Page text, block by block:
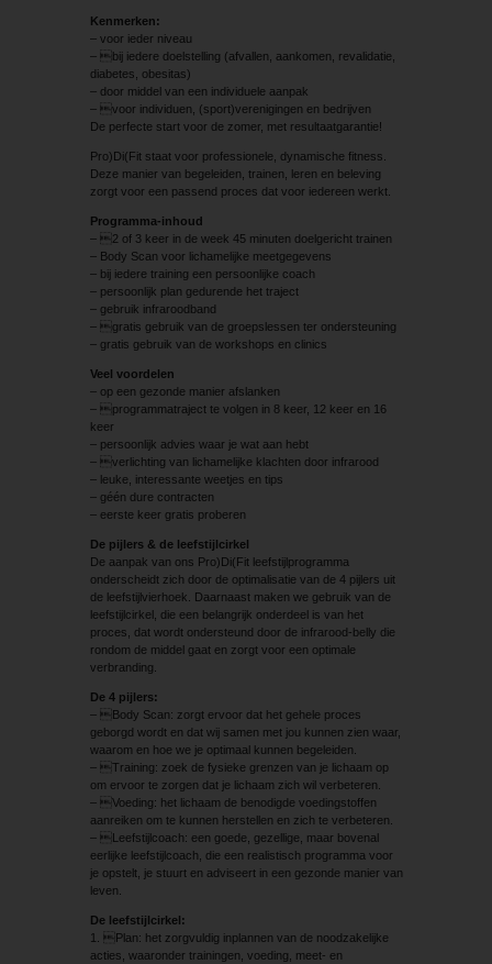
Kenmerken:
– voor ieder niveau
– bij iedere doelstelling (afvallen, aankomen, revalidatie,
diabetes, obesitas)
– door middel van een individuele aanpak
– voor individuen, (sport)verenigingen en bedrijven
De perfecte start voor de zomer, met resultaatgarantie!
Pro)Di(Fit staat voor professionele, dynamische fitness.
Deze manier van begeleiden, trainen, leren en beleving
zorgt voor een passend proces dat voor iedereen werkt.
Programma-inhoud
– 2 of 3 keer in de week 45 minuten doelgericht trainen
– Body Scan voor lichamelijke meetgegevens
– bij iedere training een persoonlijke coach
– persoonlijk plan gedurende het traject
– gebruik infraroodband
– gratis gebruik van de groepslessen ter ondersteuning
– gratis gebruik van de workshops en clinics
Veel voordelen
– op een gezonde manier afslanken
– programmatraject te volgen in 8 keer, 12 keer en 16
keer
– persoonlijk advies waar je wat aan hebt
– verlichting van lichamelijke klachten door infrarood
– leuke, interessante weetjes en tips
– géén dure contracten
– eerste keer gratis proberen
De pijlers & de leefstijlcirkel
De aanpak van ons Pro)Di(Fit leefstijlprogramma
onderscheidt zich door de optimalisatie van de 4 pijlers uit
de leefstijlvierhoek. Daarnaast maken we gebruik van de
leefstijlcirkel, die een belangrijk onderdeel is van het
proces, dat wordt ondersteund door de infrarood-belly die
rondom de middel gaat en zorgt voor een optimale
verbranding.
De 4 pijlers:
– Body Scan: zorgt ervoor dat het gehele proces
geborgd wordt en dat wij samen met jou kunnen zien waar,
waarom en hoe we je optimaal kunnen begeleiden.
– Training: zoek de fysieke grenzen van je lichaam op
om ervoor te zorgen dat je lichaam zich wil verbeteren.
– Voeding: het lichaam de benodigde voedingstoffen
aanreiken om te kunnen herstellen en zich te verbeteren.
– Leefstijlcoach: een goede, gezellige, maar bovenal
eerlijke leefstijlcoach, die een realistisch programma voor
je opstelt, je stuurt en adviseert in een gezonde manier van
leven.
De leefstijlcirkel:
1. Plan: het zorgvuldig inplannen van de noodzakelijke
acties, waaronder trainingen, voeding, meet- en